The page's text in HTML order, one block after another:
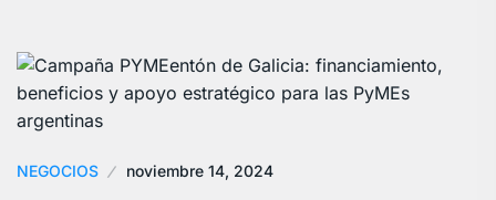
NEGOCIOS noviembre 14, 2024